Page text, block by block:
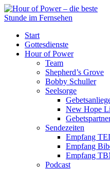
Start
Gottesdienste
Hour of Power
Team
Shepherd’s Grove
Bobby Schuller
Seelsorge
New Hope
Sendezeiten
Empfang
Empfang
Empfang
Podcast